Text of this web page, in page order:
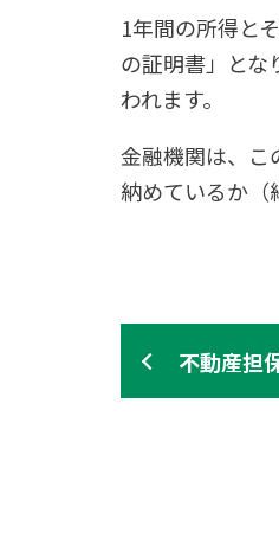
1年間の所得と
の証明書」とな
われます。
金融機関は、こ
納めているか（
不動産担